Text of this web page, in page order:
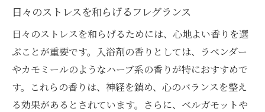
日々のストレスを和らげるフレグランス
日々のストレスを和らげるためには、心地よい香りを選
ぶことが重要です。入浴剤の香りとしては、ラベンダー
やカモミールのようなハーブ系の香りが特におすすめで
す。これらの香りは、神経を鎮め、心のバランスを整え
る効果があるとされています。さらに、ベルガモットや